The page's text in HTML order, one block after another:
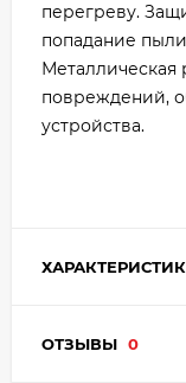
перегреву.
попадание
Металлическая
повреждений,
устройства.
ОТЗЫВЫ 0